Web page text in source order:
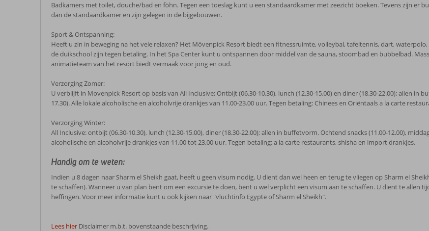
Badkamers met toilet, douche/bad en föhn. Tegen een toeslag kunt u een standaardkamer met zeezicht boeken. Tevens zijn er
dan de standaardkamer en zijn gelegen in de bijgebouwen.
Sport & Ontspanning:
Heeft u zin in beweging na het vele relaxen? Het Mövenpick Resort biedt een fitnessruimte, volleybal, tafeltennis, dart,
de duikschool zijn tegen betaling. In het Spa Center kunt u ontspannen door middel van de sauna, stoombad en bubbelbad.
animatieteam van het resort biedt vermaak voor jong en oud.
Verzorging Zomer:
U verblijft in Movenpick Resort op basis van All Inclusive; Ontbijt (06.30-10.30), lunch (12.30-15.00) en diner (18.30-22.00); allen in
17.30). Alle lokale alcoholische en alcoholvrije drankjes van 11.00-23.00 uur. Tegen betaling: Chinees en Oriëntaals a la carte
Verzorging Winter:
All Inclusive: ontbijt (06.30-10.30), lunch (12.30-15.00), diner (18.30-22.00); allen in buffetvorm. Ochtend snacks (11.00-12.00),
alcoholische en alcoholvrije drankjes van 11.00 tot 23.00 uur. Tegen betaling: a la carte restaurants, shisha en import drankjes.
Handig om te weten:
Indien u 8 dagen naar Sharm el Sheikh gaat, heeft u geen visum nodig. U dient dan wel heen en terug te vliegen op Sharm el
te schaffen). Wanneer u van plan bent om een excursie te doen, bent u wel verplicht een visum aan te schaffen. U dient te allen
heffingen. Voor meer informatie kunt u ook kijken naar "vluchtinfo Egypte of Sharm el Sheikh".
Lees hier Disclaimer m.b.t. bovenstaande beschrijving.